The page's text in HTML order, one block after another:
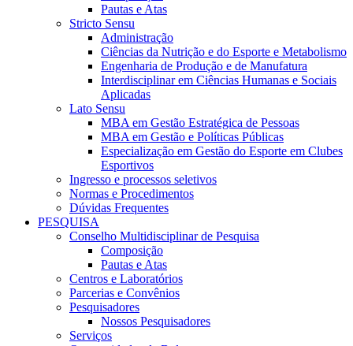
Pautas e Atas
Stricto Sensu
Administração
Ciências da Nutrição e do Esporte e Metabolismo
Engenharia de Produção e de Manufatura
Interdisciplinar em Ciências Humanas e Sociais
Aplicadas
Lato Sensu
MBA em Gestão Estratégica de Pessoas
MBA em Gestão e Políticas Públicas
Especialização em Gestão do Esporte em Clubes
Esportivos
Ingresso e processos seletivos
Normas e Procedimentos
Dúvidas Frequentes
PESQUISA
Conselho Multidisciplinar de Pesquisa
Composição
Pautas e Atas
Centros e Laboratórios
Parcerias e Convênios
Pesquisadores
Nossos Pesquisadores
Serviços